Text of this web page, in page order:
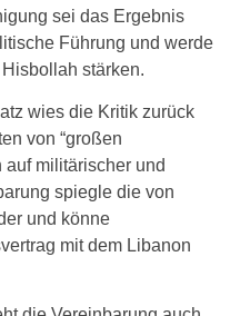
sei das Ergebnis
Führung und werde
stärken.
wies die Kritik zurück
von “großen
auf militärischer und
spiegle die von
und könne
mit dem Libanon